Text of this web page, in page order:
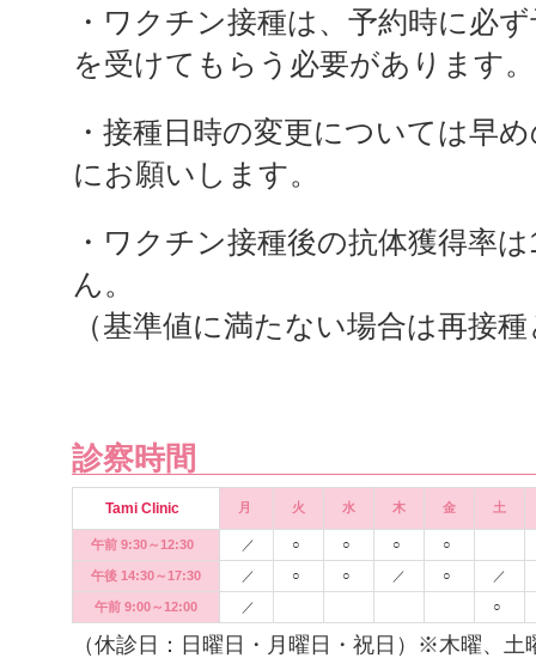
・ワクチン接種は、予約時に必
を受けてもらう必要があります。
・接種日時の変更については早
にお願いします。
・ワクチン接種後の抗体獲得率は
ん。
（基準値に満たない場合は再接
診察時間
Tami Clinic 月 火 水 木 金 土
午前 9:30～12:30 ／ ○ ○ ○ ○
午後 14:30～17:30 ／ ○ ○ ／ ○ ／
午前 9:00～12:00 ／ ○
（休診日：日曜日・月曜日・祝日）※木曜、